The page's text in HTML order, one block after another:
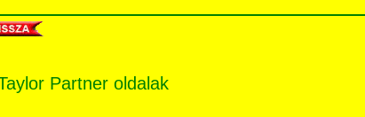
Partner oldalak